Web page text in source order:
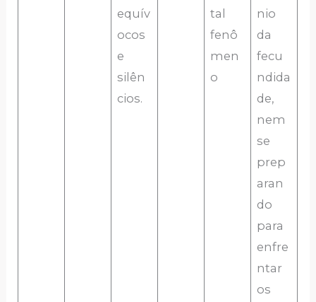
equív
ocos
e
silên
cios.
tal
fenô
men
o
nio
da
fecu
ndida
de,
nem
se
prep
aran
do
para
enfre
ntar
os